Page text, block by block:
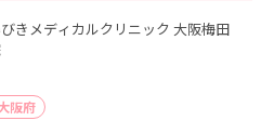
きメディカルクリニック 大阪梅田
阪府